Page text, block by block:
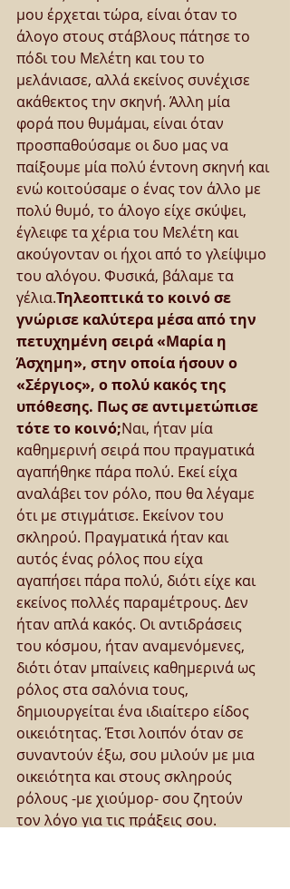
μου έρχεται τώρα, είναι όταν το
άλογο στους στάβλους πάτησε το
πόδι του Μελέτη και του το
μελάνιασε, αλλά εκείνος συνέχισε
ακάθεκτος την σκηνή. Άλλη μία
φορά που θυμάμαι, είναι όταν
προσπαθούσαμε οι δυο μας να
παίξουμε μία πολύ έντονη σκηνή και
ενώ κοιτούσαμε ο ένας τον άλλο με
πολύ θυμό, το άλογο είχε σκύψει,
έγλειφε τα χέρια του Μελέτη και
ακούγονταν οι ήχοι από το γλείψιμο
του αλόγου. Φυσικά, βάλαμε τα
γέλια.Τηλεοπτικά το κοινό σε
γνώρισε καλύτερα μέσα από την
πετυχημένη σειρά «Μαρία η
Άσχημη», στην οποία ήσουν ο
«Σέργιος», ο πολύ κακός της
υπόθεσης. Πως σε αντιμετώπισε
τότε το κοινό;Ναι, ήταν μία
καθημερινή σειρά που πραγματικά
αγαπήθηκε πάρα πολύ. Εκεί είχα
αναλάβει τον ρόλο, που θα λέγαμε
ότι με στιγμάτισε. Εκείνον του
σκληρού. Πραγματικά ήταν και
αυτός ένας ρόλος που είχα
αγαπήσει πάρα πολύ, διότι είχε και
εκείνος πολλές παραμέτρους. Δεν
ήταν απλά κακός. Οι αντιδράσεις
του κόσμου, ήταν αναμενόμενες,
διότι όταν μπαίνεις καθημερινά ως
ρόλος στα σαλόνια τους,
δημιουργείται ένα ιδιαίτερο είδος
οικειότητας. Έτσι λοιπόν όταν σε
συναντούν έξω, σου μιλούν με μια
οικειότητα και στους σκληρούς
ρόλους -με χιούμορ- σου ζητούν
τον λόγο για τις πράξεις σου.